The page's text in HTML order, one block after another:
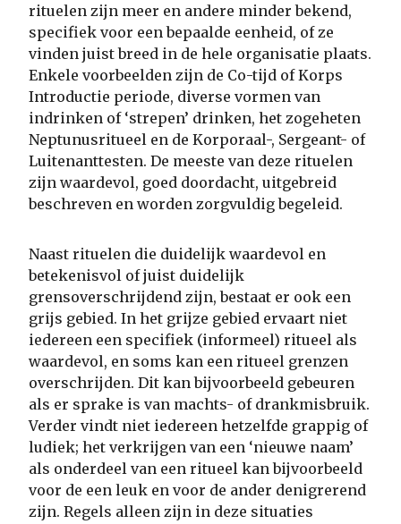
rituelen zijn meer en andere minder bekend,
specifiek voor een bepaalde eenheid, of ze
vinden juist breed in de hele organisatie plaats.
Enkele voorbeelden zijn de Co-tijd of Korps
Introductie periode, diverse vormen van
indrinken of ‘strepen’ drinken, het zogeheten
Neptunusritueel en de Korporaal-, Sergeant- of
Luitenanttesten. De meeste van deze rituelen
zijn waardevol, goed doordacht, uitgebreid
beschreven en worden zorgvuldig begeleid.
Naast rituelen die duidelijk waardevol en
betekenisvol of juist duidelijk
grensoverschrijdend zijn, bestaat er ook een
grijs gebied. In het grijze gebied ervaart niet
iedereen een specifiek (informeel) ritueel als
waardevol, en soms kan een ritueel grenzen
overschrijden. Dit kan bijvoorbeeld gebeuren
als er sprake is van machts- of drankmisbruik.
Verder vindt niet iedereen hetzelfde grappig of
ludiek; het verkrijgen van een ‘nieuwe naam’
als onderdeel van een ritueel kan bijvoorbeeld
voor de een leuk en voor de ander denigrerend
zijn. Regels alleen zijn in deze situaties